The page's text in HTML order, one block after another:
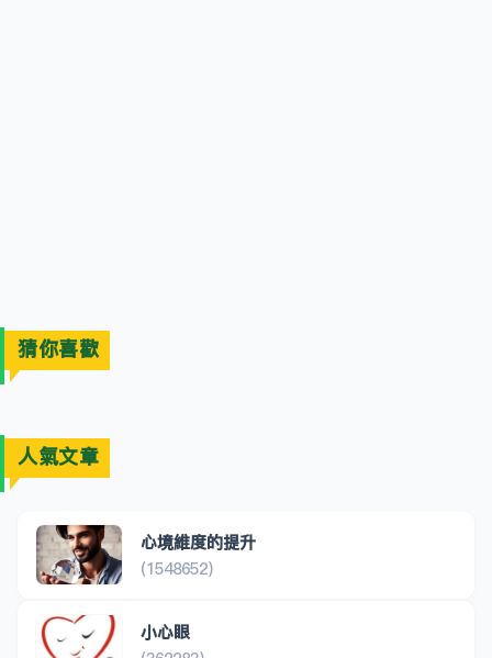
猜你喜歡
人氣文章
心境維度的提升
(1548652)
小心眼